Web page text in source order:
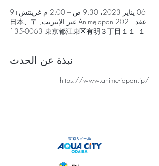
06 يناير 2023، 9:30 ص – 2:00 م غرينتش+9
عقد AnimeJapan 2021 عبر الإنترنت, 日本、〒
135-0063 東京都江東区有明３丁目１１−１
نبذة عن الحدث
https://www.anime-japan.jp/